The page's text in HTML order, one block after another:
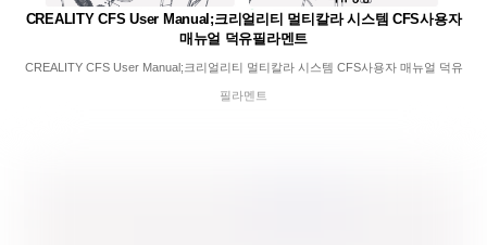
CREALITY CFS User Manual;크리얼리티 멀티칼라 시스템 CFS사용자
매뉴얼 덕유필라멘트
CREALITY CFS User Manual;크리얼리티 멀티칼라 시스템 CFS사용자 매뉴얼 덕유
필라멘트